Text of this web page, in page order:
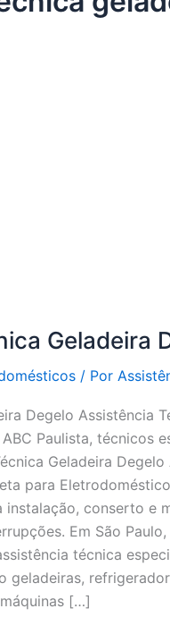
Geladeira
/ Por
Degelo Assistência
Paulista, técnicos
Geladeira
para
conserto e
Em São
técnica
geladeiras,
[…]